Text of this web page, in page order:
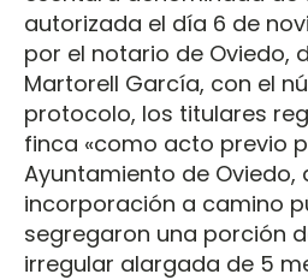
autorizada el día 6 de
por el notario de Oviedo,
Martorell García, con el
protocolo, los titulares
finca «como acto previo
Ayuntamiento de Oviedo,
incorporación a camino
segregaron una porción
irregular alargada de 5